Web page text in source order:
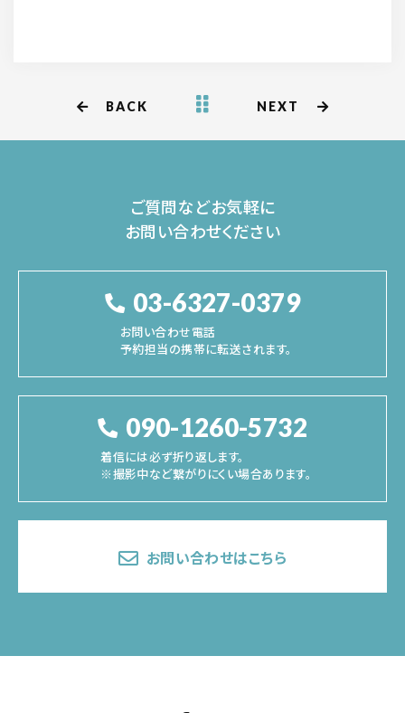
BACK NEXT
ご質問などお気軽に
お問い合わせください
03-6327-0379
お問い合わせ電話
予約担当の携帯に転送されます。
090-1260-5732
着信には必ず折り返します。
※撮影中など繋がりにくい場合あります。
お問い合わせはこちら